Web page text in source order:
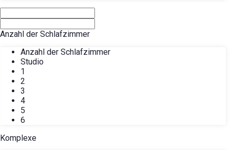
Anzahl der Schlafzimmer
Anzahl der Schlafzimmer
Studio
1
2
3
4
5
6
Komplexe